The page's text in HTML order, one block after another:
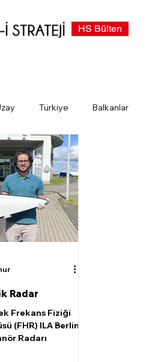
HS Bülten
Türkiye Balkanlar
Gündemi
Radar
Frekans Fiziği
(FHR) ILA Berlin
Radarı